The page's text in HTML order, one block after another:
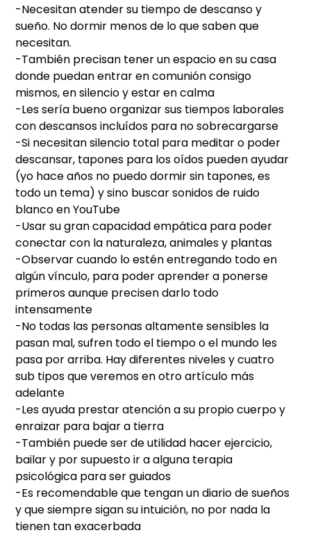
-Necesitan atender su tiempo de descanso y
sueño. No dormir menos de lo que saben que
necesitan.
-También precisan tener un espacio en su casa
donde puedan entrar en comunión consigo
mismos, en silencio y estar en calma
-Les sería bueno organizar sus tiempos laborales
con descansos incluídos para no sobrecargarse
-Si necesitan silencio total para meditar o poder
descansar, tapones para los oídos pueden ayudar
(yo hace años no puedo dormir sin tapones, es
todo un tema) y sino buscar sonidos de ruido
blanco en YouTube
-Usar su gran capacidad empática para poder
conectar con la naturaleza, animales y plantas
-Observar cuando lo estén entregando todo en
algún vínculo, para poder aprender a ponerse
primeros aunque precisen darlo todo
intensamente
-No todas las personas altamente sensibles la
pasan mal, sufren todo el tiempo o el mundo les
pasa por arriba. Hay diferentes niveles y cuatro
sub tipos que veremos en otro artículo más
adelante
-Les ayuda prestar atención a su propio cuerpo y
enraizar para bajar a tierra
-También puede ser de utilidad hacer ejercicio,
bailar y por supuesto ir a alguna terapia
psicológica para ser guiados
-Es recomendable que tengan un diario de sueños
y que siempre sigan su intuición, no por nada la
tienen tan exacerbada